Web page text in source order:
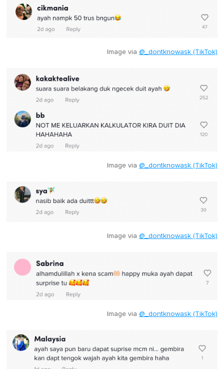
Image via @_dontknowask (TikTok)
Image via @_dontknowask (TikTok)
Image via @_dontknowask (TikTok)
Image via @_dontknowask (TikTok)